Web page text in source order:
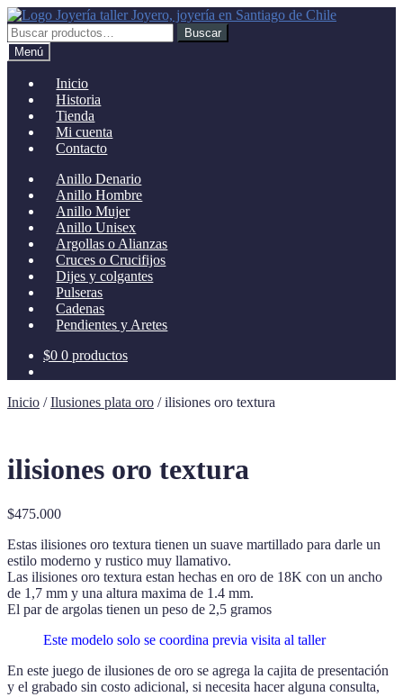
Ir
a
la
navegación
Ir
al
contenido
Buscar
por:
Buscar
Menú
Inicio
Historia
Tienda
Mi cuenta
Contacto
Anillo Denario
Anillo Hombre
Anillo Mujer
Anillo Unisex
Argollas o Alianzas
Cruces o Crucifijos
Dijes y colgantes
Pulseras
Cadenas
Pendientes y Aretes
$0 0 productos
Inicio /Ilusiones plata oro /ilisiones oro textura
ilisiones oro textura
$475.000
Estas ilisiones oro textura tienen un suave martillado para darle un
estilo moderno y rustico muy llamativo.
Las ilisiones oro textura estan hechas en oro de 18K con un ancho
de 1,7 mm y una altura maxima de 1.4 mm.
El par de argolas tienen un peso de 2,5 gramos
Este modelo solo se coordina previa visita al taller
En este juego de ilusiones de oro se agrega la cajita de presentación
y el grabado sin costo adicional, si necesita hacer alguna consulta,